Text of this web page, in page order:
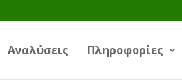
Αναλύσεις Πληροφορίες